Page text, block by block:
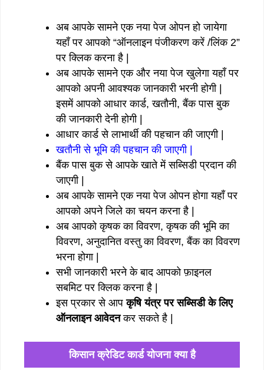
अब आपके सामने एक नया पेज ओपन हो जायेगा
यहाँ पर आपको “ऑनलाइन पंजीकरण करें /लिंक 2”
पर क्लिक करना है |
अब आपके सामने एक और नया पेज खुलेगा यहाँ पर
आपको अपनी आवश्यक जानकारी भरनी होगी |
इसमें आपको आधार कार्ड, खतौनी, बैंक पास बुक
की जानकारी देनी होगी |
आधार कार्ड से लाभार्थी की पहचान की जाएगी |
खतौनी से भूमि की पहचान की जाएगी |
बैंक पास बुक से आपके खाते में सब्सिडी प्रदान की
जाएगी |
अब आपके सामने एक नया पेज ओपन होगा यहाँ पर
आपको अपने जिले का चयन करना है |
अब आपको कृषक का विवरण, कृषक की भूमि का
विवरण, अनुदानित वस्तु का विवरण, बैंक का विवरण
भरना होगा |
सभी जानकारी भरने के बाद आपको फ़ाइनल
सबमिट पर क्लिक करना है |
इस प्रकार से आपकृषि यंत्र पर सब्सिडी के लिए
ऑनलाइन आवेदनकर सकते है |
किसान क्रेडिट कार्ड योजना क्या है